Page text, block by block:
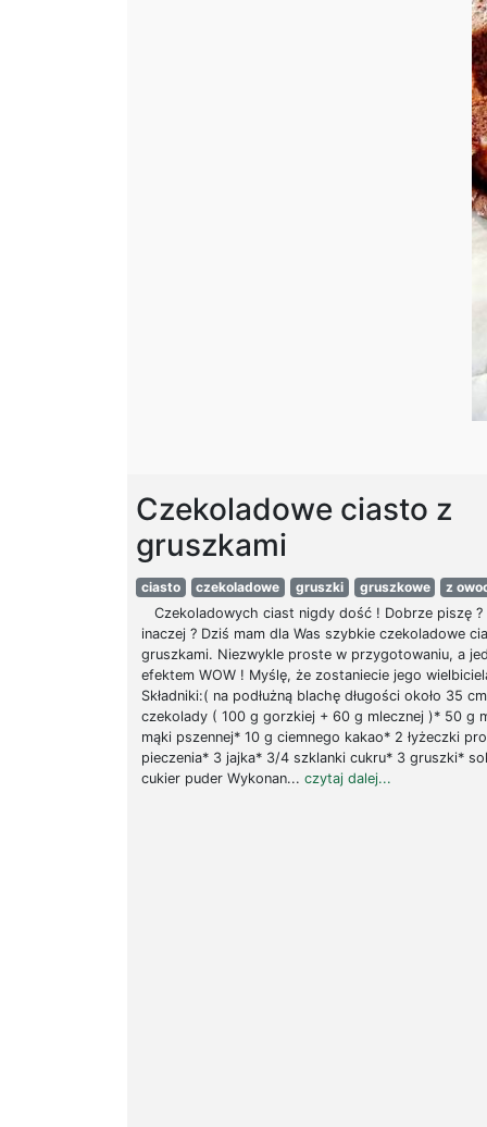
Czekoladowe ciasto z
gruszkami
ciasto czekoladowe gruszki gruszkowe
z
Czekoladowych ciast nigdy dość ! Dobrze piszę ?
inaczej ? Dziś mam dla Was szybkie czekoladowe
gruszkami. Niezwykle proste w przygotowaniu, a
efektem WOW ! Myślę, że zostaniecie jego
Składniki:( na podłużną blachę długości około 35
czekolady ( 100 g gorzkiej + 60 g mlecznej )* 50 g
mąki pszennej* 10 g ciemnego kakao* 2 łyżeczki
pieczenia* 3 jajka* 3/4 szklanki cukru* 3 gruszki*
cukier puder Wykonan... czytaj dalej...